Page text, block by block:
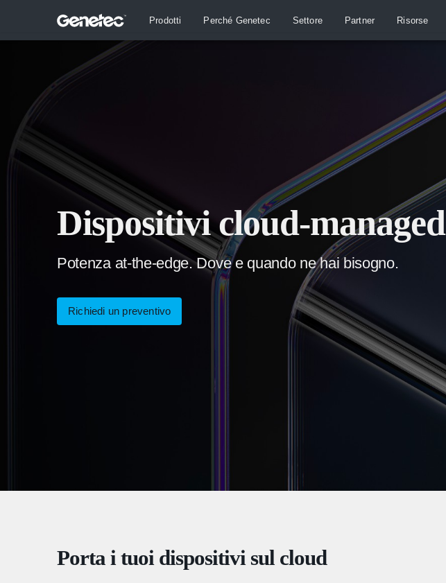
Prodotti Perché Genetec Settore Partner Risorse
Dispositivi cloud-managed
Potenza at-the-edge. Dove e quando ne hai bisogno.
Richiedi un preventivo
Porta i tuoi dispositivi sul cloud